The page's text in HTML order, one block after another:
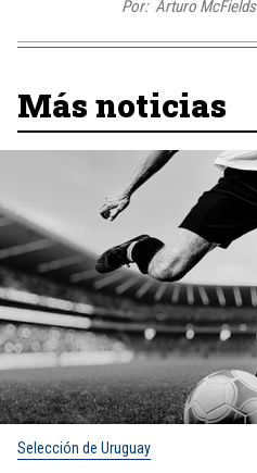
Por: Arturo McFields
Más noticias
Selección de Uruguay